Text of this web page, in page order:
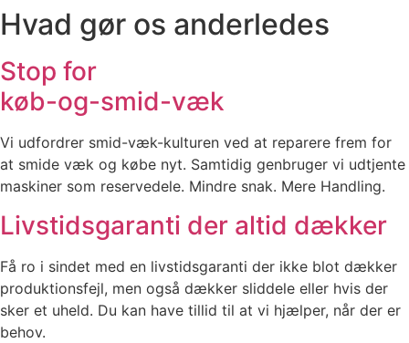
Hvad gør os anderledes
Stop for
køb-og-smid-væk
Vi udfordrer smid-væk-kulturen ved at reparere frem for
at smide væk og købe nyt. Samtidig genbruger vi udtjente
maskiner som reservedele. Mindre snak. Mere Handling.
Livstidsgaranti der altid dækker
Få ro i sindet med en livstidsgaranti der ikke blot dækker
produktionsfejl, men også dækker sliddele eller hvis der
sker et uheld. Du kan have tillid til at vi hjælper, når der er
behov.